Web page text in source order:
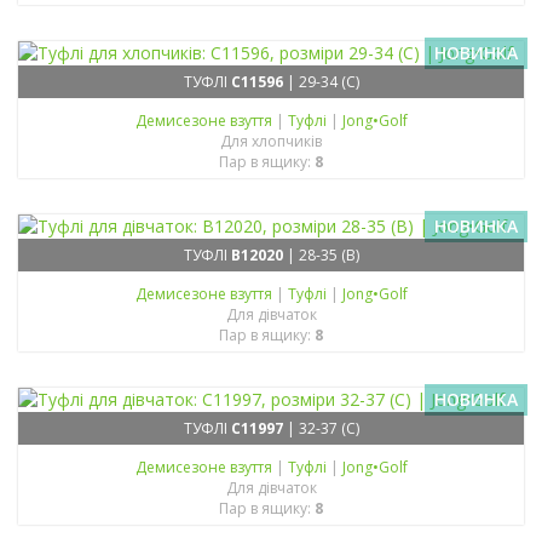
НОВИНКА
ТУФЛІ C11596| 29-34 (C)
Демисезонe взуття | Туфлі | Jong•Golf
Для хлопчиків
Пар в ящику: 8
НОВИНКА
ТУФЛІ B12020| 28-35 (B)
Демисезонe взуття | Туфлі | Jong•Golf
Для дівчаток
Пар в ящику: 8
НОВИНКА
ТУФЛІ C11997| 32-37 (C)
Демисезонe взуття | Туфлі | Jong•Golf
Для дівчаток
Пар в ящику: 8